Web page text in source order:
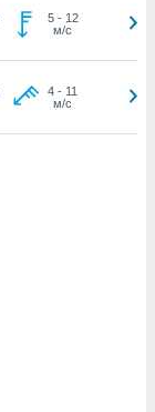
5- 12
м/с
4- 11
м/с